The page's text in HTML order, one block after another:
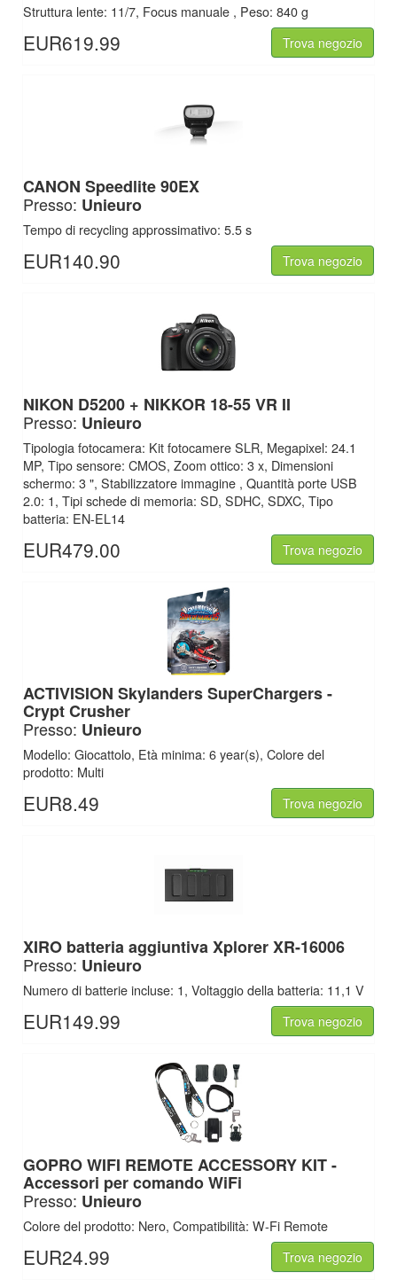
Struttura lente: 11/7, Focus manuale , Peso: 840 g
EUR619.99 Trova negozio
CANON Speedlite 90EX
Presso: Unieuro
Tempo di recycling approssimativo: 5.5 s
EUR140.90 Trova negozio
NIKON D5200 + NIKKOR 18-55 VR II
Presso: Unieuro
Tipologia fotocamera: Kit fotocamere SLR, Megapixel: 24.1
MP, Tipo sensore: CMOS, Zoom ottico: 3 x, Dimensioni
schermo: 3 ", Stabilizzatore immagine , Quantità porte USB
2.0: 1, Tipi schede di memoria: SD, SDHC, SDXC, Tipo
batteria: EN-EL14
EUR479.00 Trova negozio
ACTIVISION Skylanders SuperChargers -
Crypt Crusher
Presso: Unieuro
Modello: Giocattolo, Età minima: 6 year(s), Colore del
prodotto: Multi
EUR8.49 Trova negozio
XIRO batteria aggiuntiva Xplorer XR-16006
Presso: Unieuro
Numero di batterie incluse: 1, Voltaggio della batteria: 11,1 V
EUR149.99 Trova negozio
GOPRO WIFI REMOTE ACCESSORY KIT -
Accessori per comando WiFi
Presso: Unieuro
Colore del prodotto: Nero, Compatibilità: W-Fi Remote
EUR24.99 Trova negozio